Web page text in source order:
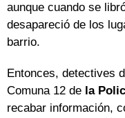
aunque cuando se
desapareció de los
barrio.
Entonces, detectives
Comuna 12 de la
recabar información,